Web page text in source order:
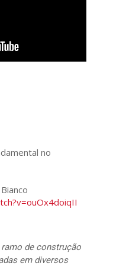
no
de construção
em diversos